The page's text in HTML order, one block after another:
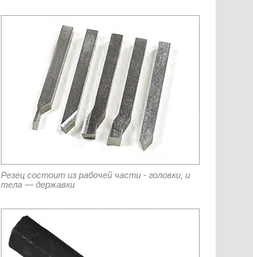
Резец состоит из рабочей части - головки, и
тела — державки